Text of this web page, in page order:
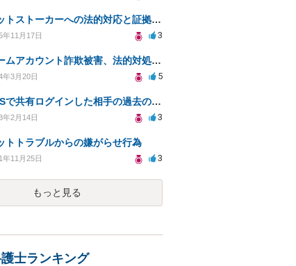
ネットストーカーへの法的対応と証拠保全方法についての相談
年11月17日 3
ゲームアカウント詐欺被害、法的対処と返金の可能性は？
年3月20日 5
SNSで共有ログインした相手の過去の行為で捜査を受ける可能性はあるか
年2月14日 3
トトラブルからの嫌がらせ行為
年11月25日 3
もっと見る
士ランキング